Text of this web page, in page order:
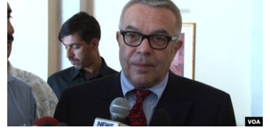
chính
Đi
tới
"Tìm"
TỰ DO BÁO CHÍ
VẠCH TRẦN TIN GIẢ
NGƯỜI VIỆT HẢI NGOẠI
ĐỜI SỐNG
KINH TẾ
KHOA HỌC
CHUYÊN ĐỀ
CHIẾN TRANH THƯƠNG MẠI CỦA MỸ: QUÁ KHỨ VÀ HIỆN
HÀNH TRÌNH BẦU CỬ 2024
MỘT NĂM CHIẾN TRANH TẠI DẢI GAZA
GIẢI MÃ VÀNH ĐAI & CON ĐƯỜNG
HỌC TIẾNG ANH
NGHE
MẠNG XÃ HỘI